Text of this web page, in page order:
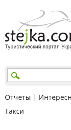
Отчеты |
Такси